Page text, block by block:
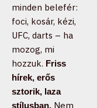
minden belefér:
foci, kosár, kézi,
UFC, darts – ha
mozog, mi
hozzuk. Friss
hírek, erős
sztorik, laza
stílusban. Nem